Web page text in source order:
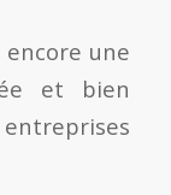
une
et bien